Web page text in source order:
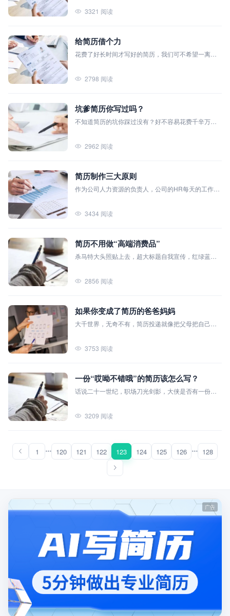
自己写的。我只能说我特别佩服这些人。但说实话自
3321 阅读
给简历借个力
花费了好长时间才写好的简历，我们可不希望一离开
验的，亲！
2798 阅读
坑爹简历你写过吗？
不知道简历的坑你踩过没有？好不容易花费千辛万苦
2962 阅读
简历制作三大原则
作为公司人力资源的负责人，公司的HR每天的工作量
么让自己的简历在众多的简历中脱颖而出呢？今天笔
3434 阅读
简历不用做“高端消费品”
杀马特大头照贴上去，超大标题自我宣传，红绿蓝三
不可回头的道路。青年人的“嚣张”从字里行间，层层溢
2856 阅读
如果你变成了简历的爸爸妈妈
大千世界，无奇不有，简历投递就像把父母把自己的
面害怕孩子走上歧途一事无成，最大的希望当然是望
3753 阅读
一份“哎呦不错哦”的简历该怎么写？
话说二十一世纪，职场刀光剑影，大侠是否有一份踢
否知道要怎么踢开职场的大门？让贫僧来告诉你——
3209 阅读
1 120 121 122 123 124 125 126 128